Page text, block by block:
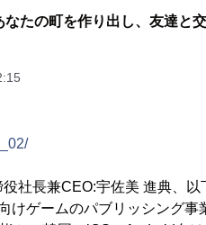
たの町を作り出し、友達と
社長兼CEO:宇佐美 進典、以
けゲームのパブリッシング事